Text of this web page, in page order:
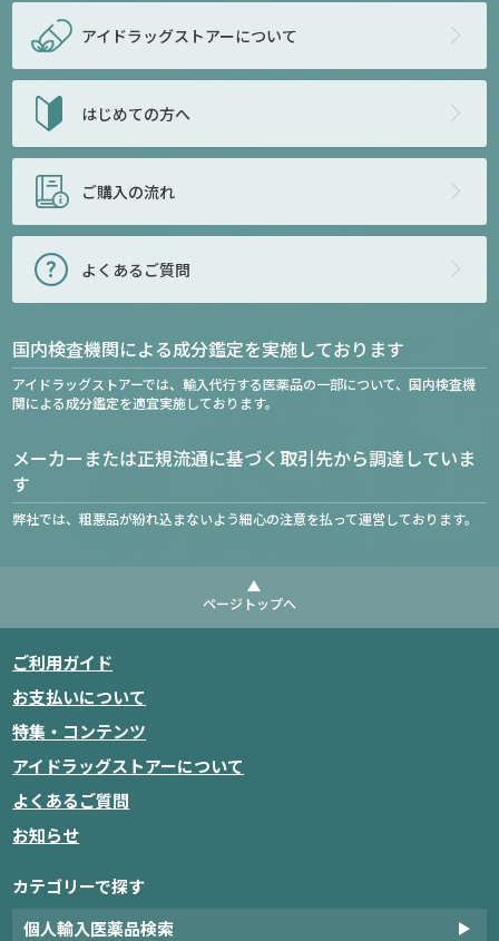
アイドラッグストアーについて
はじめての方へ
ご購入の流れ
よくあるご質問
国内検査機関による成分鑑定を実施しております
アイドラッグストアーでは、輸入代行する医薬品の一部について、国内検査機
関による成分鑑定を適宜実施しております。
メーカーまたは正規流通に基づく取引先から調達していま
す
弊社では、粗悪品が紛れ込まないよう細心の注意を払って運営しております。
ページトップへ
ご利用ガイド
お支払いについて
特集・コンテンツ
アイドラッグストアーについて
よくあるご質問
お知らせ
カテゴリーで探す
個人輸入医薬品検索